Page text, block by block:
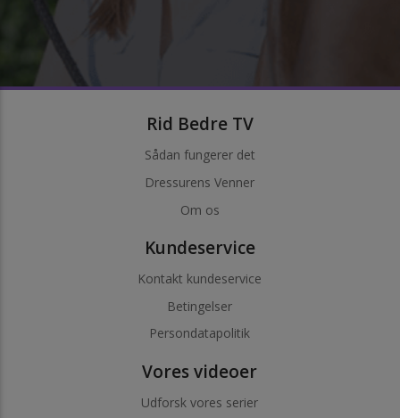
Rid Bedre TV
Sådan fungerer det
Dressurens Venner
Om os
Kundeservice
Kontakt kundeservice
Betingelser
Persondatapolitik
Vores videoer
Udforsk vores serier